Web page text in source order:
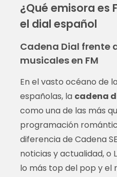
¿Qué emisora es
el dial español
Cadena Dial frente
musicales en FM
En el vasto océano de
españolas, la cadena
como una de las más
programación
diferencia de Cadena
noticias y actualidad, o
lo más top del pop y el